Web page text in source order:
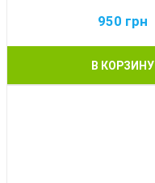
950 грн
В КОРЗИНУ